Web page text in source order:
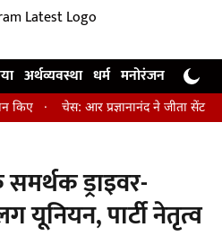
अर्थव्यवस्था धर्म मनोरंजन खेल
चेस: आर प्रज्ञानानंद ने जीता सेंट लुइस
ड्राइवर-
पार्टी नेतृत्व